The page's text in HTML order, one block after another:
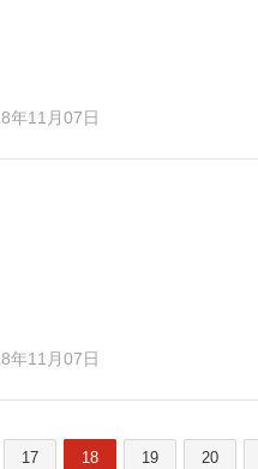
年11月07日
年11月07日
17 18 19 20